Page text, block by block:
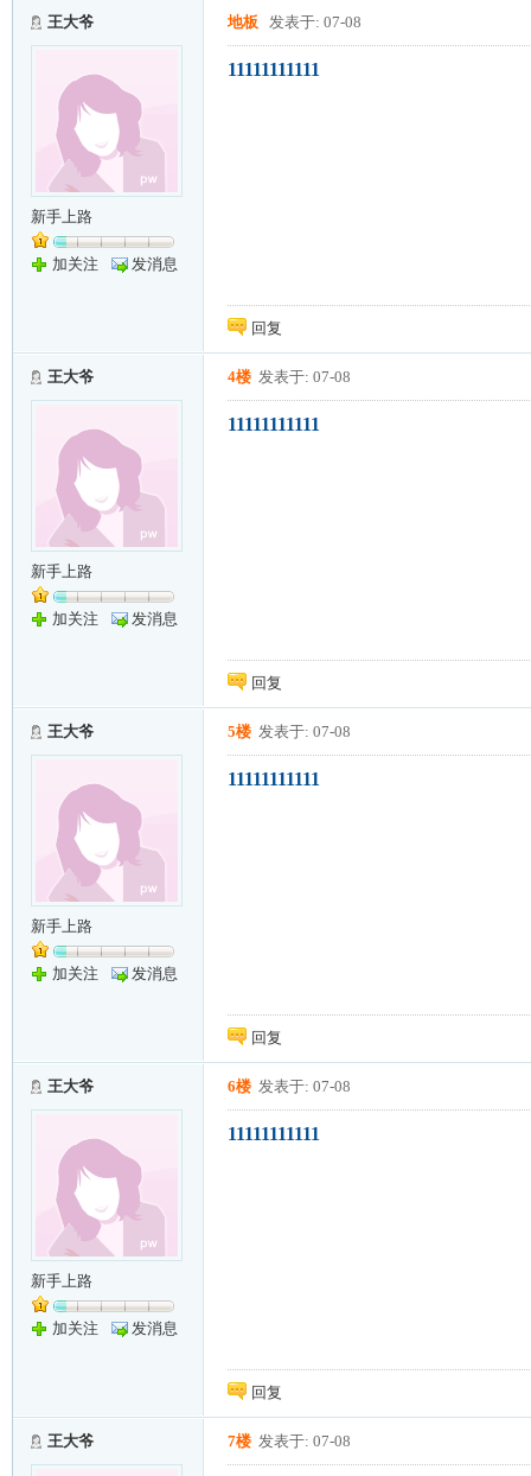
王大爷
新手上路
加关注 发消息
地板 发表于: 07-08
11111111111
回复
王大爷
新手上路
加关注 发消息
4楼 发表于: 07-08
11111111111
回复
王大爷
新手上路
加关注 发消息
5楼 发表于: 07-08
11111111111
回复
王大爷
新手上路
加关注 发消息
6楼 发表于: 07-08
11111111111
回复
王大爷 7楼 发表于: 07-08